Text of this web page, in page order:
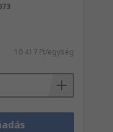
10 417 Ft/egység